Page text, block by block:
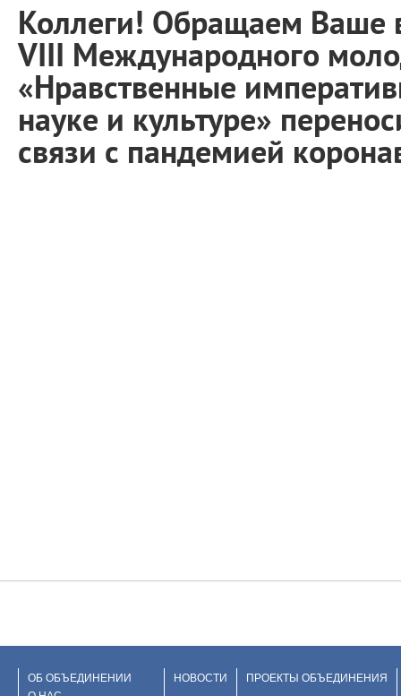
Коллеги! Обращаем Ваше
VIII Международного
«Нравственные
науке и культуре»
связи с пандемией
ОБ ОБЪЕДИНЕНИИ
НОВОСТИ ПРОЕКТЫ ОБЪЕДИНЕНИЯ